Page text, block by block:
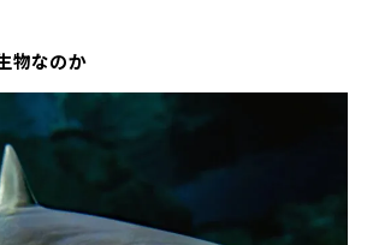
物なのか